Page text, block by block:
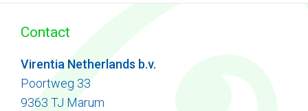
Contact
Virentia Netherlands b.v.
Poortweg 33
9363 TJ Marum